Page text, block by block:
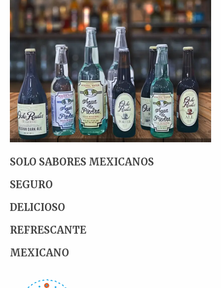
SOLO SABORES MEXICANOS
SEGURO
DELICIOSO
REFRESCANTE
MEXICANO